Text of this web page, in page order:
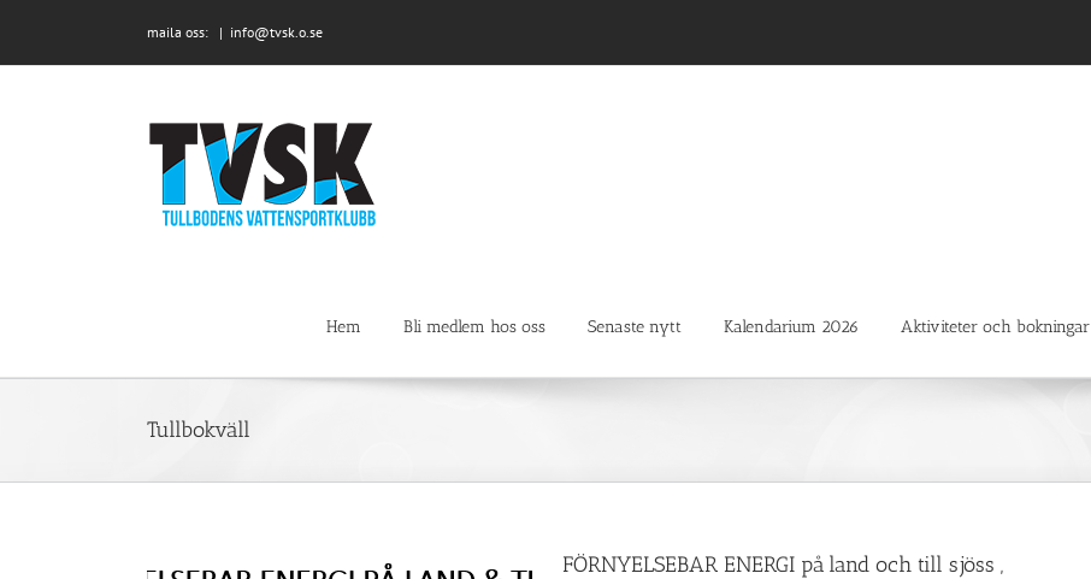
maila oss: | info@tvsk.o.se
Hem Bli medlem hos oss Senaste nytt Kalendarium 2026 Aktiviteter och bokningar
Tullbokväll
FÖRNYELSEBAR ENERGI på land och till sjöss ,